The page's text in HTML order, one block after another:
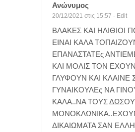
Ανώνυμος
20/12/2021 στις 15:57 - Edit
ΒΛΑΚΕΣ ΚΑΙ ΗΛΙΘΙΟΙ
ΕΙΝΑΙ ΚΑΛΑ
ΕΠΑΝΑΣΤΑΤΕς
ΚΑΙ ΜΟΛΙΣ ΤΟΝ ΕΧΟΥΝ
ΓΛΥΦΟΥΝ ΚΑΙ ΚΛΑΙΝΕ
ΓΥΝΑΙΚΟΥΛΕς ΝΑ
ΚΑΛΑ..ΝΑ ΤΟΥΣ
ΔΙΚΑΙΩΜΑΤΑ ΣΑΝ